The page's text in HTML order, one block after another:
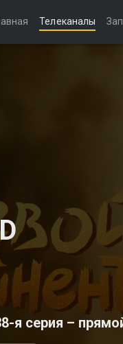
Телеканалы
я серия –